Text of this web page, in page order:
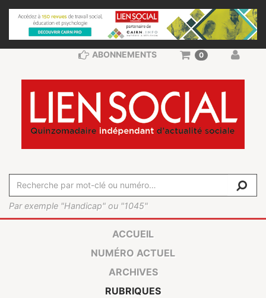
Par exemple "Handicap" ou "1045"
ABONNEMENTS 0
ACCUEIL
NUMÉRO ACTUEL
ARCHIVES
RUBRIQUES